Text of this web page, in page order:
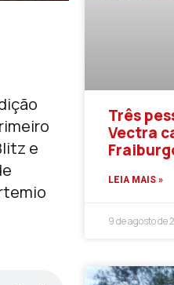
e
Três
Vectra
LEIA MAIS »
9 de agosto de